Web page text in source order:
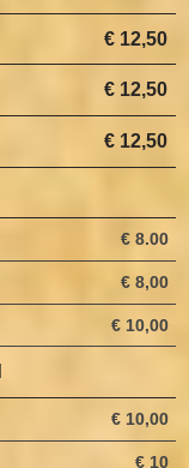
€ 12,50
€ 12,50
€ 12,50
€ 8.00
€ 8,00
€ 10,00
€ 10,00
€ 10